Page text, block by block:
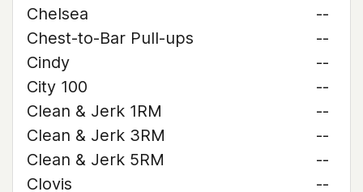
Chelsea
--
Chest-to-Bar Pull-ups
--
Cindy
--
City 100
--
Clean & Jerk 1RM
--
Clean & Jerk 3RM
--
Clean & Jerk 5RM
--
Clovis
--